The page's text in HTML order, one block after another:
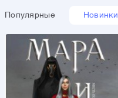
Популярные Новинки